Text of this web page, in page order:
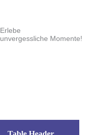
Erlebe
unvergessliche Momente!